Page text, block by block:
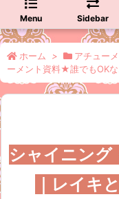
Menu Sidebar
ホーム > アチュー
ーメント資料★誰でもOKな
シャイニング
｜レイキ